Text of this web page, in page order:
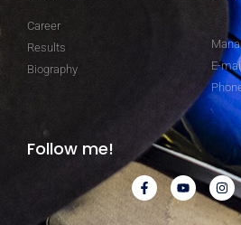
Career
Results
Biography
E-mail
Follow me!